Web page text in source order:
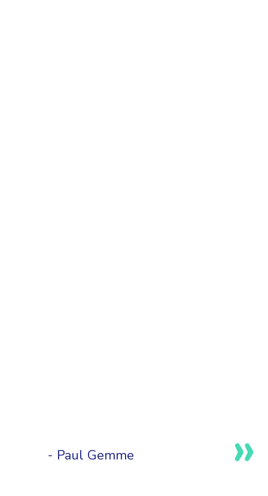
Paul Gemme